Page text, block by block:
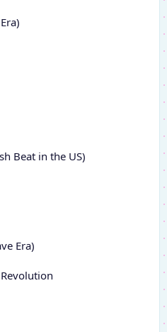
Beat in the US)
Era)